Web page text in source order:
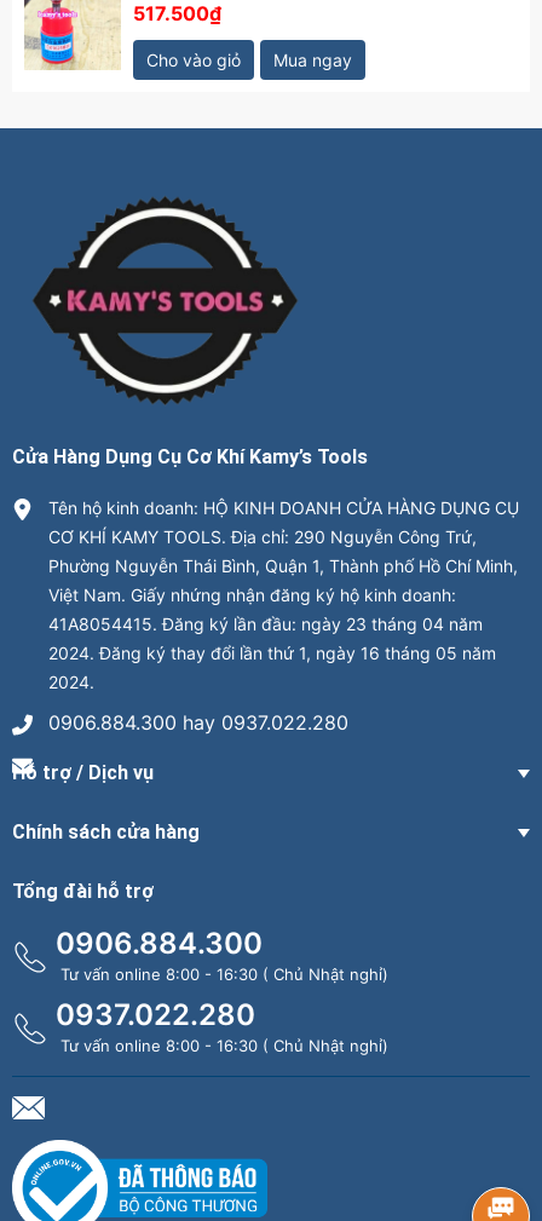
517.500₫
Cho vào giỏ Mua ngay
Cửa Hàng Dụng Cụ Cơ Khí Kamy’s Tools
Tên hộ kinh doanh: HỘ KINH DOANH CỬA HÀNG DỤNG CỤ
CƠ KHÍ KAMY TOOLS. Địa chỉ: 290 Nguyễn Công Trứ,
Phường Nguyễn Thái Bình, Quận 1, Thành phố Hồ Chí Minh,
Việt Nam. Giấy nhứng nhận đăng ký hộ kinh doanh:
41A8054415. Đăng ký lần đầu: ngày 23 tháng 04 năm
2024. Đăng ký thay đổi lần thứ 1, ngày 16 tháng 05 năm
2024.
0906.884.300 hay 0937.022.280
Hỗ trợ / Dịch vụ
Chính sách cửa hàng
Tổng đài hỗ trợ
0906.884.300
Tư vấn online 8:00 - 16:30 ( Chủ Nhật nghỉ)
0937.022.280
Tư vấn online 8:00 - 16:30 ( Chủ Nhật nghỉ)